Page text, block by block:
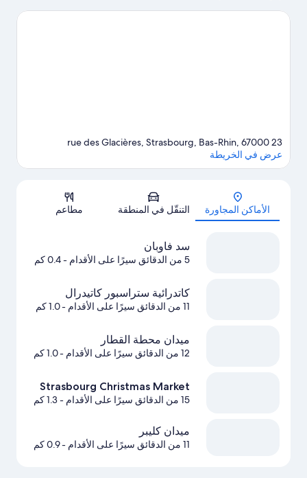
زيارة كل من مرصد ستراسبورغ ومتحف ستراسبورج لعلم الحيوانات
الخريطة
23 rue des Glacières, Strasbourg, Bas-Rhin, 67000
عرض في الخريطة
الأماكن المجاورة التنقّل في المنطقة مطاعم
سد فاوبان
5 من الدقائق سيرًا على الأقدام - 0.4 كم
كاتدرائية ستراسبور كاتيدرال
11 من الدقائق سيرًا على الأقدام - 1.0 كم
ميدان محطة القطار
12 من الدقائق سيرًا على الأقدام - 1.0 كم
Strasbourg Christmas Market
15 من الدقائق سيرًا على الأقدام - 1.3 كم
ميدان كليبر
11 من الدقائق سيرًا على الأقدام - 0.9 كم